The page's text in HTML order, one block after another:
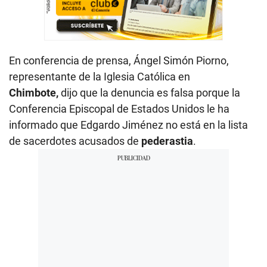
En conferencia de prensa, Ángel Simón Piorno,
representante de la Iglesia Católica en
Chimbote,dijo que la denuncia es falsa porque la
Conferencia Episcopal de Estados Unidos le ha
informado que Edgardo Jiménez no está en la lista
de sacerdotes acusados de pederastia.